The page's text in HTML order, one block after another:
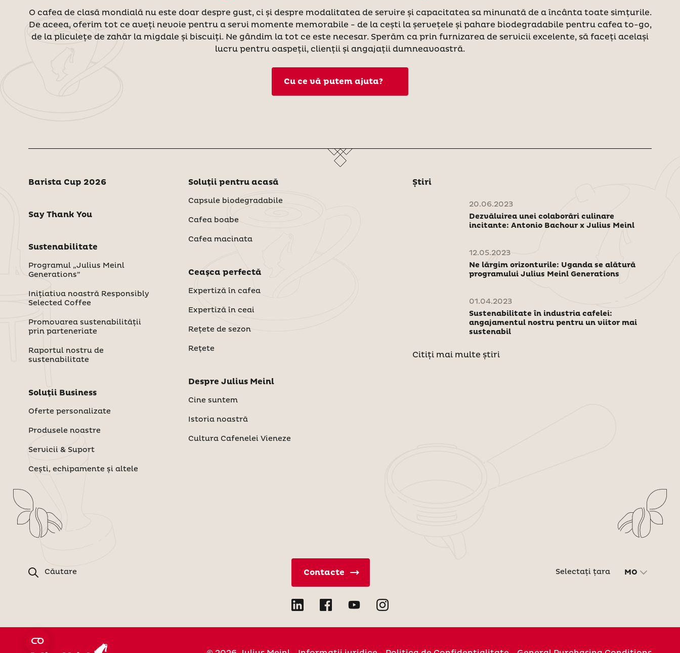
O cafea de clasă mondială nu este doar despre gust, ci și despre modalitatea de servire și capacitatea sa minunată de a încânta toate simțurile.
De aceea, oferim tot ce aveți nevoie pentru a servi momente memorabile - de la cești la șervețele și pahare biodegradabile pentru cafea to-go,
de la pliculețe de zahăr la migdale și biscuiți. Ne gândim la tot ce este necesar. Sperăm ca prin furnizarea de servicii excelente, să faceți același
lucru pentru oaspeții, clienții și angajații dumneavoastră.
Cu ce vă putem ajuta?
Barista Cup 2026
Say Thank You
Sustenabilitate
Programul „Julius Meinl
Generations”
Inițiativa noastră Responsibly
Selected Coffee
Promovarea sustenabilității
prin parteneriate
Raportul nostru de
sustenabilitate
Soluţii Business
Oferte personalizate
Produsele noastre
Servicii & Suport
Ceşti, echipamente și altele
Soluţii pentru acasă
Capsule biodegradabile
Cafea boabe
Cafea macinata
Ceaşca perfectă
Expertiză în cafea
Expertiză în ceai
Rețete de sezon
Reţete
Despre Julius Meinl
Cine suntem
Istoria noastră
Cultura Cafenelei Vieneze
Știri
20.06.2023
Dezvăluirea unei colaborări culinare
incitante: Antonio Bachour x Julius Meinl
12.05.2023
Ne lărgim orizonturile: Uganda se alătură
programului Julius Meinl Generations
01.04.2023
Sustenabilitate în industria cafelei:
angajamentul nostru pentru un viitor mai
sustenabil
Citiți mai multe știri
Căutare Contacte Selectați țara MO